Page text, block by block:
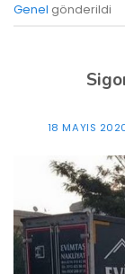
Genel gönderildi
18 MAYIS